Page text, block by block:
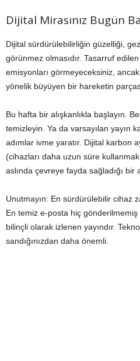
Dijital Mirasınız Bugün
Dijital sürdürülebilirliğin güzelliği,
görünmez olmasıdır. Tasarruf
emisyonları görmeyeceksiniz,
yönelik büyüyen bir hareketin
Bu hafta bir alışkanlıkla başlayın.
temizleyin. Ya da varsayılan yayın
adımlar ivme yaratır. Dijital karbon
(cihazları daha uzun süre
aslında çevreye fayda sağladığı bir
Unutmayın: En sürdürülebilir cihaz
En temiz e-posta hiç gönderilmemiş
bilinçli olarak izlenen yayındır.
sandığınızdan daha önemli.